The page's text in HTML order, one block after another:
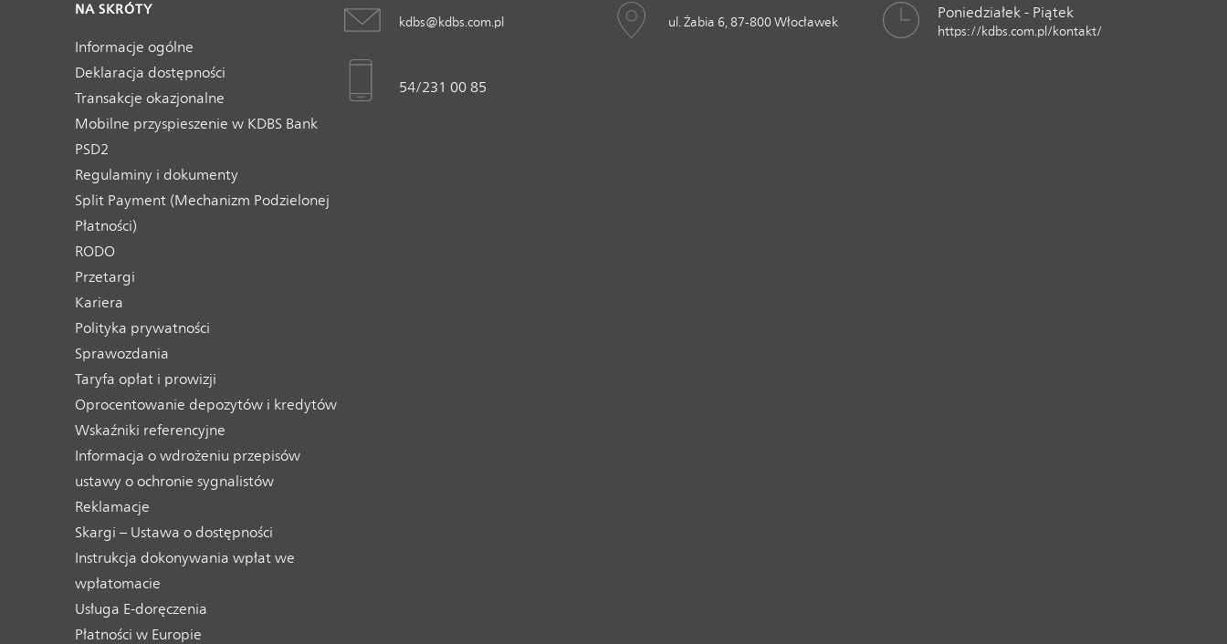
NA SKRÓTY
Informacje ogólne
Deklaracja dostępności
Transakcje okazjonalne
Mobilne przyspieszenie w KDBS Bank
PSD2
Regulaminy i dokumenty
Split Payment (Mechanizm Podzielonej
Płatności)
RODO
Przetargi
Kariera
Polityka prywatności
Sprawozdania
Taryfa opłat i prowizji
Oprocentowanie depozytów i kredytów
Wskaźniki referencyjne
Informacja o wdrożeniu przepisów
ustawy o ochronie sygnalistów
Reklamacje
Skargi – Ustawa o dostępności
Instrukcja dokonywania wpłat we
wpłatomacie
Usługa E-doręczenia
Płatności w Europie
kdbs@kdbs.com.pl
54/231 00 85
ul. Żabia 6, 87-800 Włocławek
Poniedziałek - Piątek
https://kdbs.com.pl/kontakt/